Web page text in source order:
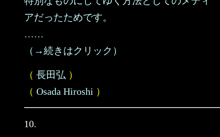
アだったためです。
……
（→続きはクリック）
（ 長田弘 ）
（ Osada Hiroshi ）
10.